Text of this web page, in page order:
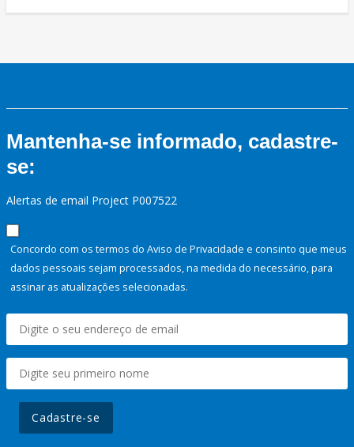
Mantenha-se informado, cadastre-
se:
Alertas de email Project P007522
Concordo com os termos do Aviso de Privacidade e consinto que meus
dados pessoais sejam processados, na medida do necessário, para
assinar as atualizações selecionadas.
Cadastre-se